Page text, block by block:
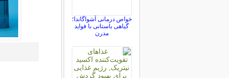
خواص درمانی آشواگاندا؛
گیاهی باستانی با فواید
مدرن